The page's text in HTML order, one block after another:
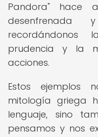
Pandora" hace
desenfrenada
prudencia y la
acciones.
Estos ejemplos
mitología griega
lenguaje, sino
pensamos y nos